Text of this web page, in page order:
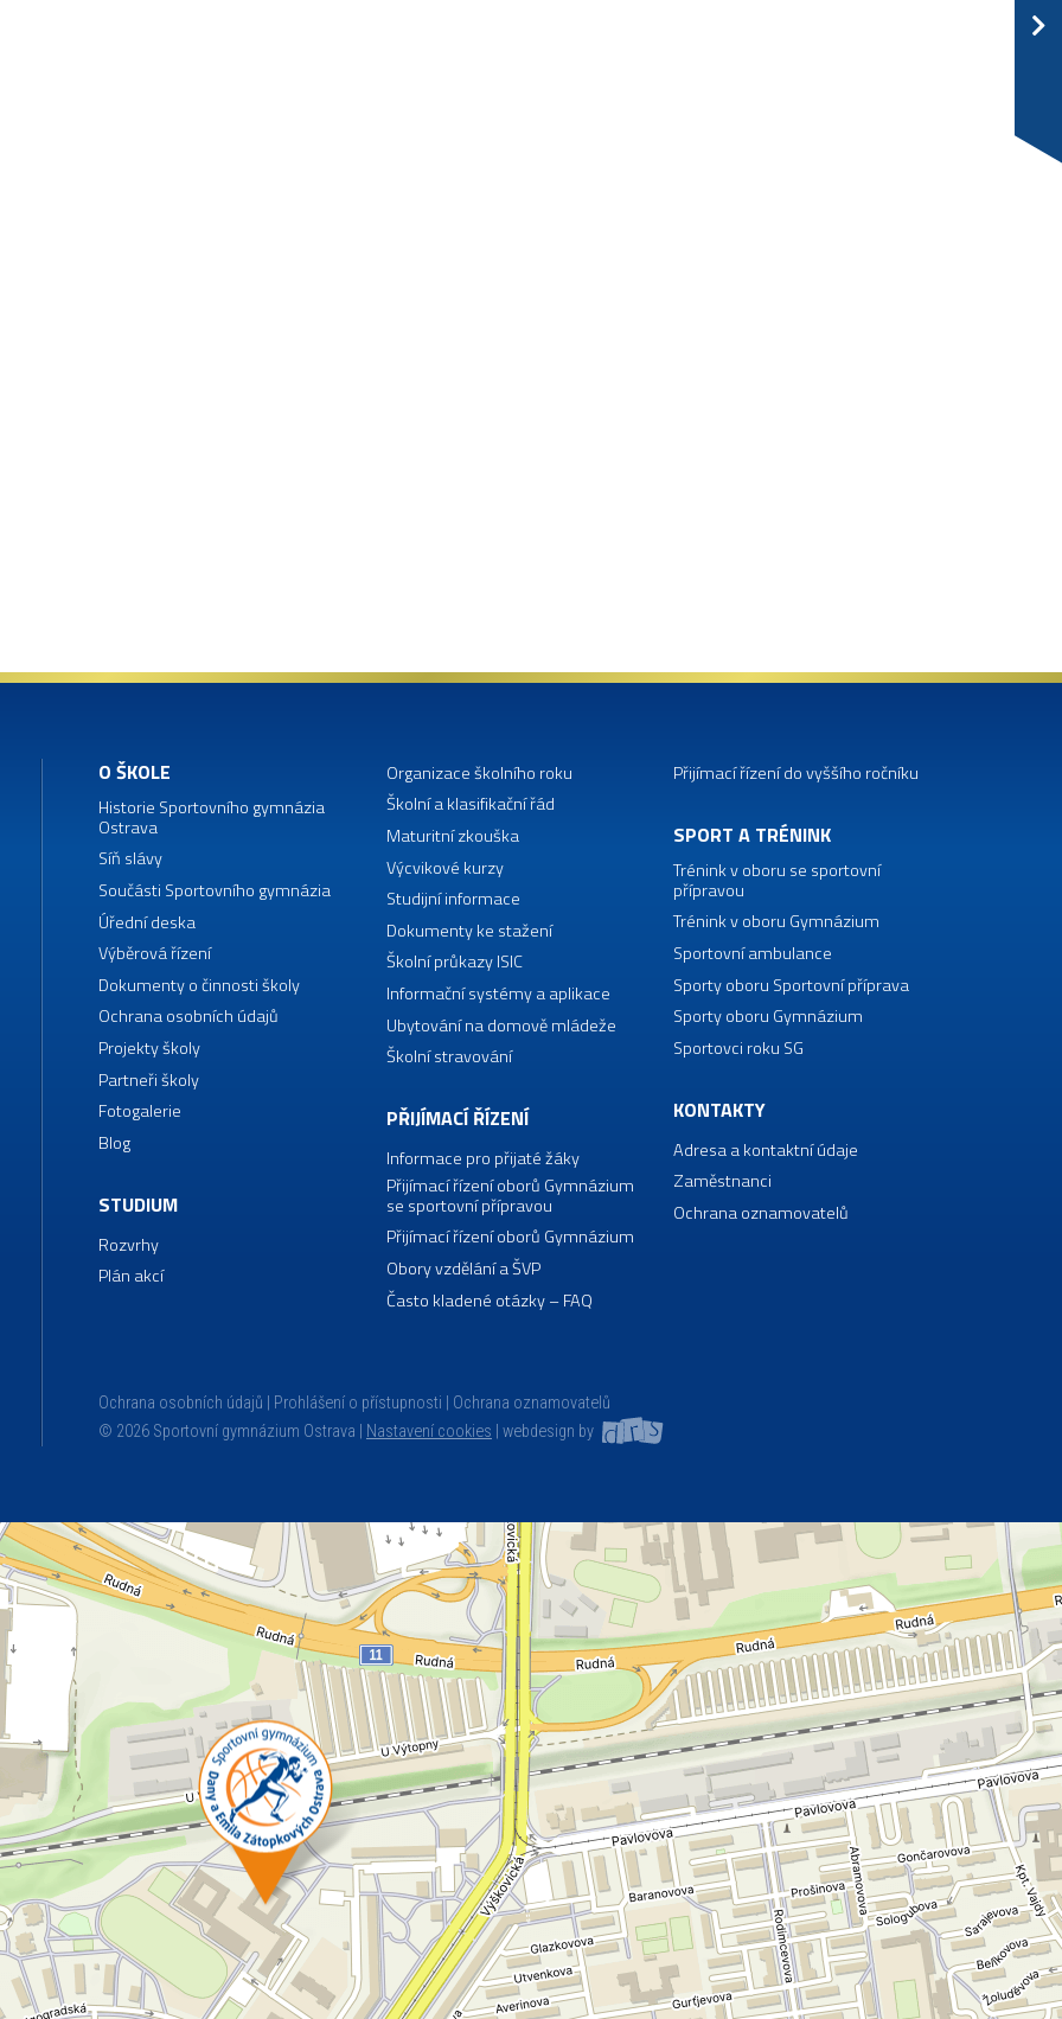
O ŠKOLE
Historie Sportovního gymnázia
Ostrava
Síň slávy
Součásti Sportovního gymnázia
Úřední deska
Výběrová řízení
Dokumenty o činnosti školy
Ochrana osobních údajů
Projekty školy
Partneři školy
Fotogalerie
Blog
STUDIUM
Rozvrhy
Plán akcí
Organizace školního roku
Školní a klasifikační řád
Maturitní zkouška
Výcvikové kurzy
Studijní informace
Dokumenty ke stažení
Školní průkazy ISIC
Informační systémy a aplikace
Ubytování na domově mládeže
Školní stravování
PŘIJÍMACÍ ŘÍZENÍ
Informace pro přijaté žáky
Přijímací řízení oborů Gymnázium
se sportovní přípravou
Přijímací řízení oborů Gymnázium
Obory vzdělání a ŠVP
Často kladené otázky – FAQ
Přijímací řízení do vyššího ročníku
SPORT A TRÉNINK
Trénink v oboru se sportovní
přípravou
Trénink v oboru Gymnázium
Sportovní ambulance
Sporty oboru Sportovní příprava
Sporty oboru Gymnázium
Sportovci roku SG
KONTAKTY
Adresa a kontaktní údaje
Zaměstnanci
Ochrana oznamovatelů
Ochrana osobních údajů Prohlášení o přístupnosti
Ochrana oznamovatelů
© 2026 Sportovní gymnázium Ostrava |
Nastavení cookies webdesign by